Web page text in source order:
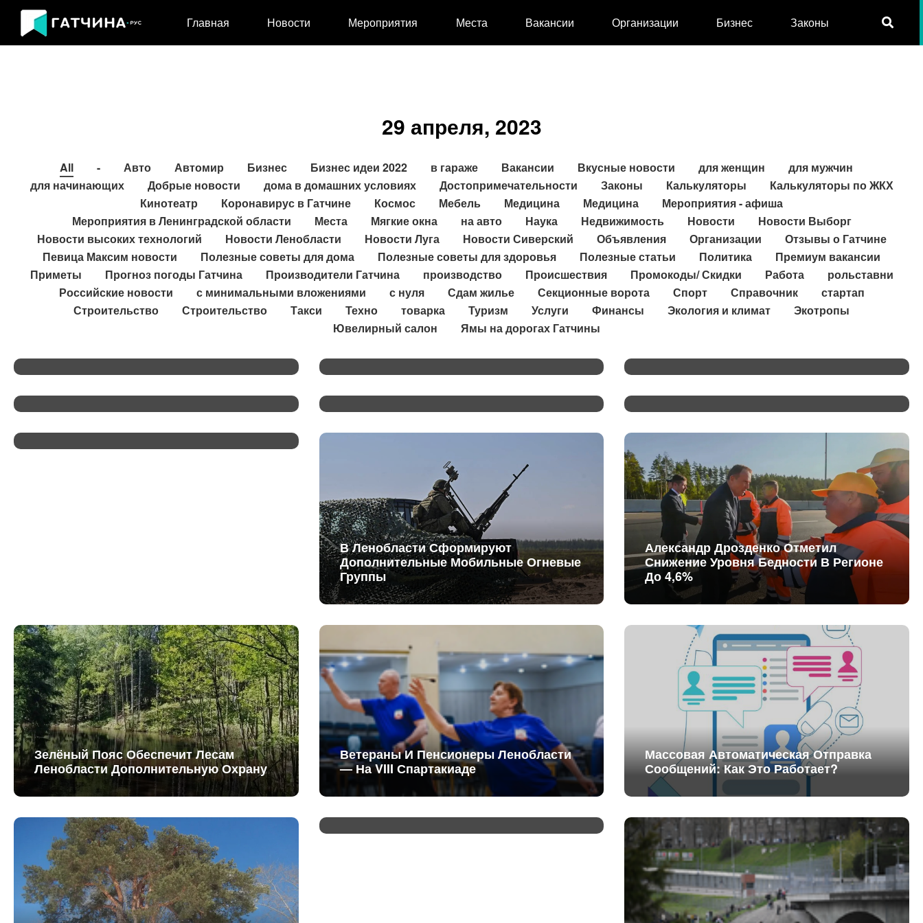
Главная Новости Мероприятия Места Вакансии Организации Бизнес Законы
29 апреля, 2023
All - Авто Автомир Бизнес Бизнес идеи 2022 в гараже Вакансии Вкусные новости для женщин
для мужчин
для начинающих
Добрые новости дома в домашних условиях Достопримечательности Законы Калькуляторы
Калькуляторы по ЖКХ
Кинотеатр
Коронавирус в Гатчине Космос Мебель Медицина Медицина
Мероприятия - афиша
Мероприятия в Ленинградской области
Места Мягкие окна на авто Наука Недвижимость Новости
Новости Выборг
Новости высоких технологий
Новости Ленобласти Новости Луга Новости Сиверский Объявления Организации
Отзывы о Гатчине
Певица Максим новости
Полезные советы для дома Полезные советы для здоровья Полезные статьи Политика
Премиум вакансии
Приметы
Прогноз погоды Гатчина Производители Гатчина производство Происшествия Промокоды/ Скидки Работа
рольставни
Российские новости
с минимальными вложениями с нуля Сдам жилье Секционные ворота Спорт Справочник
стартап
Строительство
Строительство Такси Техно товарка Туризм Услуги Финансы Экология и климат
Экотропы
Ювелирный салон
Ямы на дорогах Гатчины
255 Млн Рублей На Культуру: Как
Александр Дрозденко: «Путь К
В Ленобласти Сформируют
Дополнительные Мобильные Огневые
Группы
Александр Дрозденко Отметил
Снижение Уровня Бедности В Регионе
До 4,6%
Зелёный Пояс Обеспечит Лесам
Ленобласти Дополнительную Охрану
Ветераны И Пенсионеры Ленобласти
— На VIII Спартакиаде
Массовая Автоматическая Отправка
Сообщений: Как Это Работает?
Ленобласть Получит 14,3 Млн Рублей